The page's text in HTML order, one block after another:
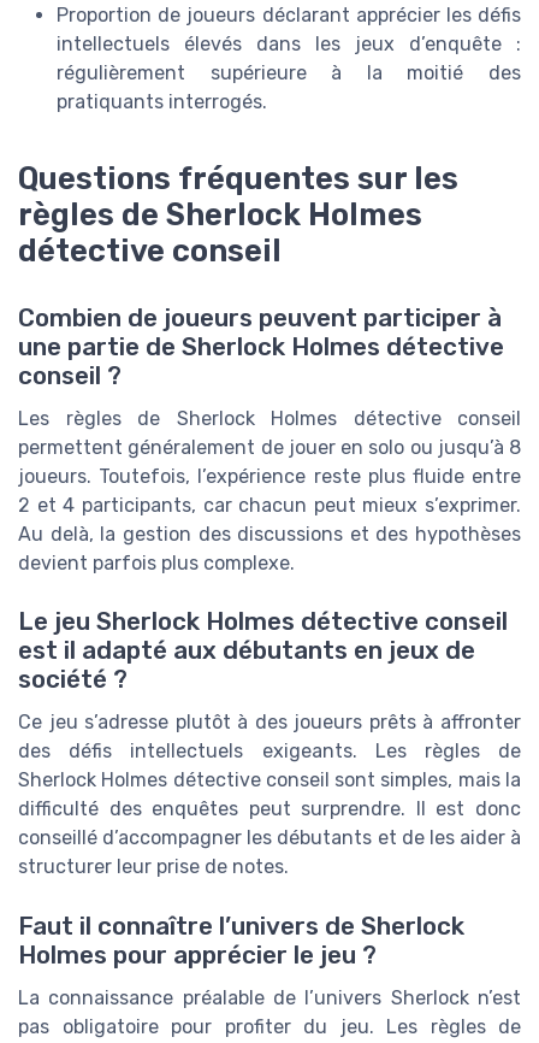
Proportion de joueurs déclarant apprécier les défis
intellectuels élevés dans les jeux d’enquête :
régulièrement supérieure à la moitié des
pratiquants interrogés.
Questions fréquentes sur les
règles de Sherlock Holmes
détective conseil
Combien de joueurs peuvent participer à
une partie de Sherlock Holmes détective
conseil ?
Les règles de Sherlock Holmes détective conseil
permettent généralement de jouer en solo ou jusqu’à 8
joueurs. Toutefois, l’expérience reste plus fluide entre
2 et 4 participants, car chacun peut mieux s’exprimer.
Au delà, la gestion des discussions et des hypothèses
devient parfois plus complexe.
Le jeu Sherlock Holmes détective conseil
est il adapté aux débutants en jeux de
société ?
Ce jeu s’adresse plutôt à des joueurs prêts à affronter
des défis intellectuels exigeants. Les règles de
Sherlock Holmes détective conseil sont simples, mais la
difficulté des enquêtes peut surprendre. Il est donc
conseillé d’accompagner les débutants et de les aider à
structurer leur prise de notes.
Faut il connaître l’univers de Sherlock
Holmes pour apprécier le jeu ?
La connaissance préalable de l’univers Sherlock n’est
pas obligatoire pour profiter du jeu. Les règles de